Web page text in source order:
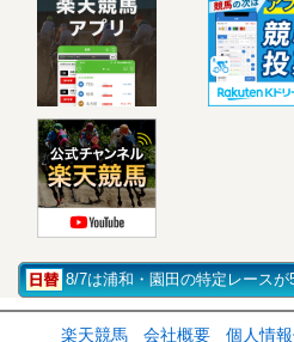
8/7は浦和・園田の特定レースが
楽天競馬 会社概要 個人情